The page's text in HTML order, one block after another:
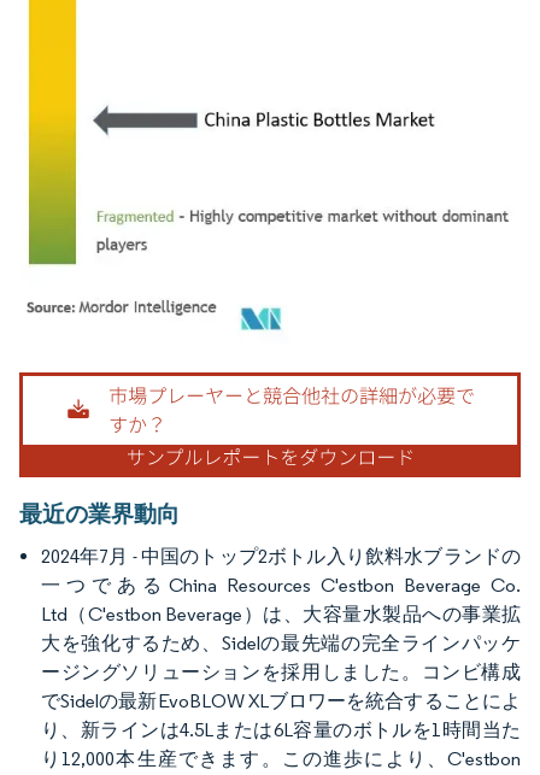
画像 © Mordor Intelligence。再利用にはCC BY 4.0の表示が必要です。
最近の業界動向
2024年7月 - 中国のトップ2ボトル入り飲料水ブランドの
一つであるChina Resources C'estbon Beverage Co.
Ltd（C'estbon Beverage）は、大容量水製品への事業拡
大を強化するため、Sidelの最先端の完全ラインパッケ
ージングソリューションを採用しました。コンビ構成
でSidelの最新EvoBLOW XLブロワーを統合することによ
り、新ラインは4.5Lまたは6L容量のボトルを1時間当た
り12,000本生産できます。この進歩により、C'estbon